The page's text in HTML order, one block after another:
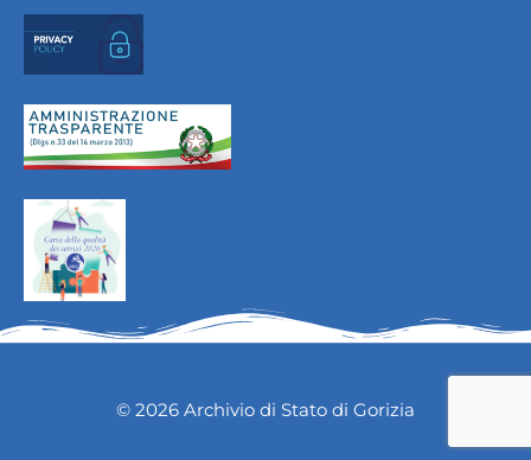
© 2026 Archivio di Stato di Gorizia